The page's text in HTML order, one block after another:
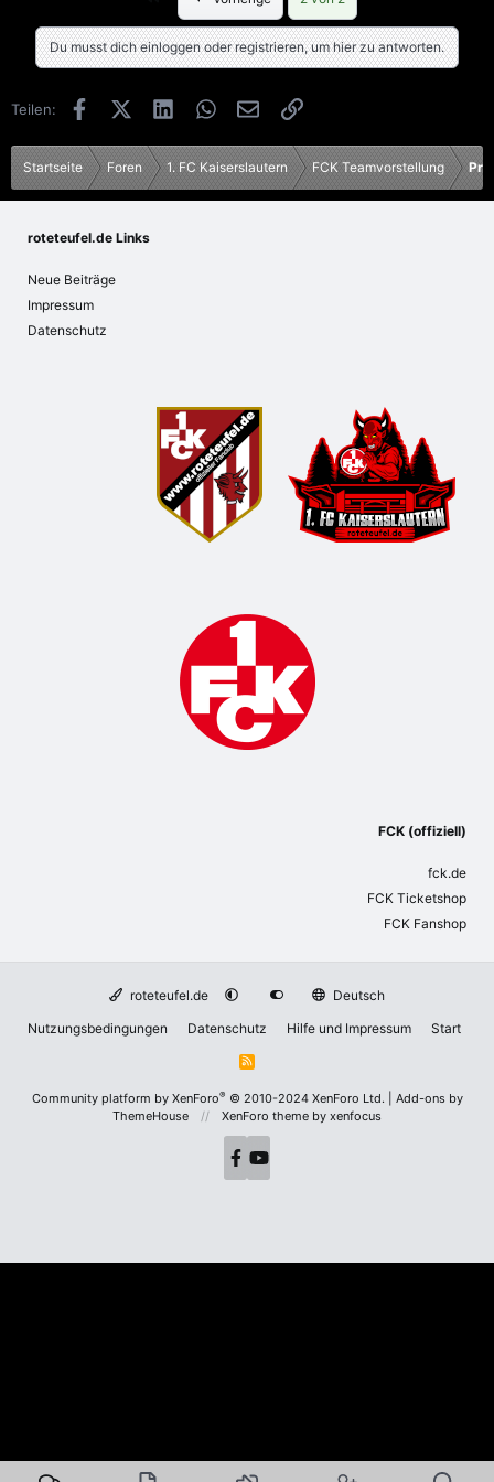
n
Du musst dich einloggen oder registrieren, um hier zu antworten.
Teilen: FacebookX (Twitter)LinkedInWhatsApp
E-MailLink
Startseite Foren 1. FC Kaiserslautern FCK Teamvorstellung
roteteufel.de Links
Neue Beiträge
Impressum
Datenschutz
FCK (offiziell)
fck.de
FCK Ticketshop
FCK Fanshop
roteteufel.de
Deutsch
Nutzungsbedingungen
Datenschutz Hilfe und Impressum Start
R
Community platform by XenForo® © 2010-2024 XenForo Ltd.
Add-ons by
ThemeHouse
XenForo theme by xenfocus